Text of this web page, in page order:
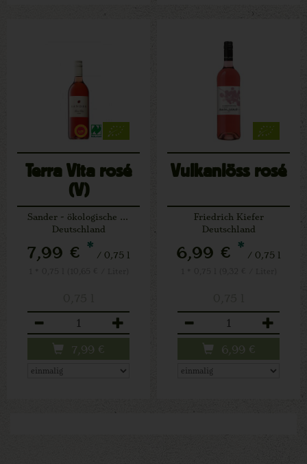
Terra Vita rosé
(V)
Sander - ökologische Weine
Deutschland
7,99 € * / 0,75 l
7,99 €
Vulkanlöss rosé
Friedrich Kiefer
Deutschland
6,99 € * / 0,75 l
6,99 €